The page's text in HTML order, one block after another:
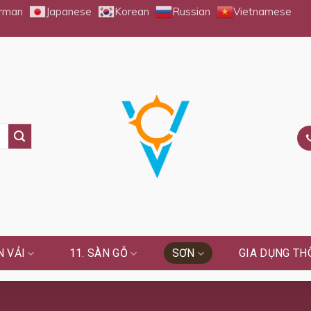
Japanese Korean Russian Vietnamese
VẢI 11. SÀN GỖ SƠN GIA DỤNG